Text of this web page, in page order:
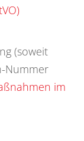
(soweit
Nummer
im